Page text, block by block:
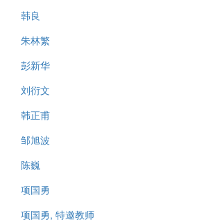
韩良
朱林繁
彭新华
刘衍文
韩正甫
邹旭波
陈巍
项国勇
项国勇, 特邀教师